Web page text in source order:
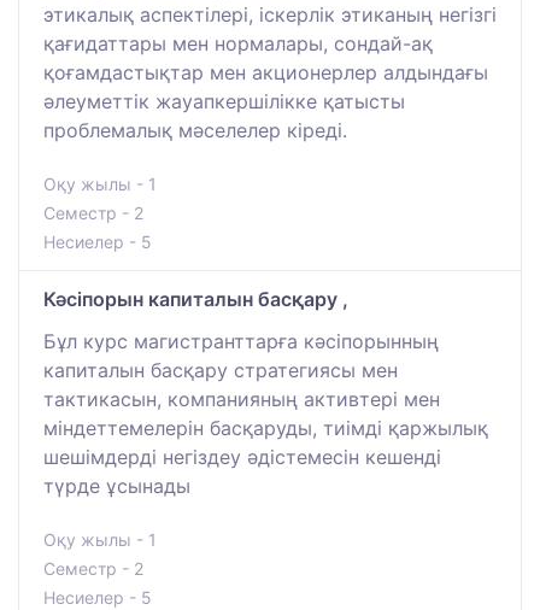
этикалық аспектілері, іскерлік этиканың негізгі
қағидаттары мен нормалары, сондай-ақ
қоғамдастықтар мен акционерлер алдындағы
әлеуметтік жауапкершілікке қатысты
проблемалық мәселелер кіреді.
Оқу жылы - 1
Семестр - 2
Несиелер - 5
Кәсіпорын капиталын басқару ,
Бұл курс магистранттарға кәсіпорынның
капиталын басқару стратегиясы мен
тактикасын, компанияның активтері мен
міндеттемелерін басқаруды, тиімді қаржылық
шешімдерді негіздеу әдістемесін кешенді
түрде ұсынады
Оқу жылы - 1
Семестр - 2
Несиелер - 5